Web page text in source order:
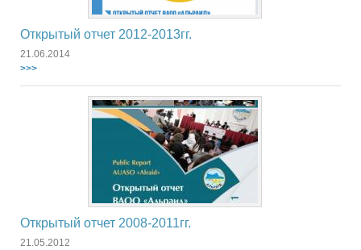
Открытый отчет 2012-2013гг.
21.06.2014
>>>
Открытый отчет 2008-2011гг.
21.05.2012